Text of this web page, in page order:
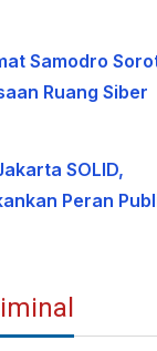
Samodro
Ruang Siber
SOLID,
Peran